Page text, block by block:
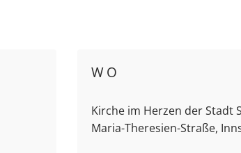
WO
Kirche im Herzen der Stadt
Maria-Theresien-Straße,